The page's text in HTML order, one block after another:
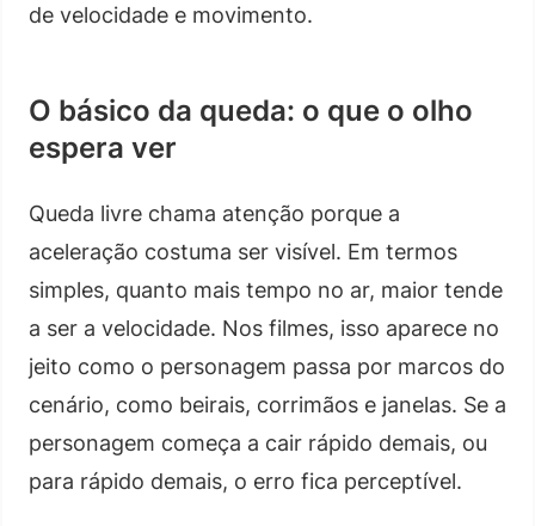
de velocidade e movimento.
O básico da queda: o que o olho
espera ver
Queda livre chama atenção porque a
aceleração costuma ser visível. Em termos
simples, quanto mais tempo no ar, maior tende
a ser a velocidade. Nos filmes, isso aparece no
jeito como o personagem passa por marcos do
cenário, como beirais, corrimãos e janelas. Se a
personagem começa a cair rápido demais, ou
para rápido demais, o erro fica perceptível.